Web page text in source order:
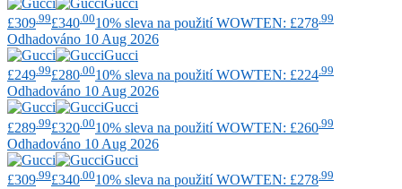
£309 .99£340 .0010% sleva na použití WOWTEN: £278 .99
Odhadováno 10 Aug 2026
Gucci
£249 .99£280 .0010% sleva na použití WOWTEN: £224 .99
Odhadováno 10 Aug 2026
Gucci
£289 .99£320 .0010% sleva na použití WOWTEN: £260 .99
Odhadováno 10 Aug 2026
Gucci
£309 .99£340 .0010% sleva na použití WOWTEN: £278 .99